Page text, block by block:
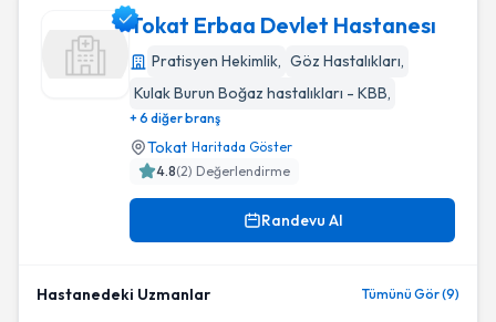
Tokat Erbaa Devlet Hastanesı
Tokat Erbaa Devlet Hastanesı
Pratisyen Hekimlik, Göz Hastalıkları,
Kulak Burun Boğaz hastalıkları - KBB,
+ 6 diğer branş
Tokat Haritada Göster
4.8(2) Değerlendirme
Randevu Al
Hastanedeki Uzmanlar Tümünü Gör (9)